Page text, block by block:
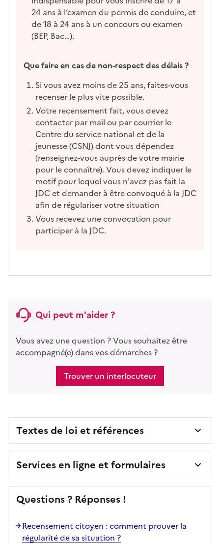
24 ans à l’examen du permis de conduire, et
de 18 à 24 ans à un concours ou examen
(BEP, Bac…).
Que faire en cas de non-respect des délais ?
Si vous avez moins de 25 ans, faites-vous
recenser le plus vite possible.
Votre recensement fait, vous devez
contacter par mail ou par courrier le
Centre du service national et de la
jeunesse (CSNJ) dont vous dépendez
(renseignez-vous auprès de votre mairie
pour le connaître). Vous devez indiquer le
motif pour lequel vous n'avez pas fait la
JDC et demander à être convoqué à la JDC
afin de régulariser votre situation
Vous recevez une convocation pour
participer à la JDC.
Qui peut m'aider ?
Vous avez une question ? Vous souhaitez être
accompagné(e) dans vos démarches ?
Trouver un interlocuteur
Textes de loi et références
Services en ligne et formulaires
Questions ? Réponses !
Recensement citoyen : comment prouver la
régularité de sa situation ?